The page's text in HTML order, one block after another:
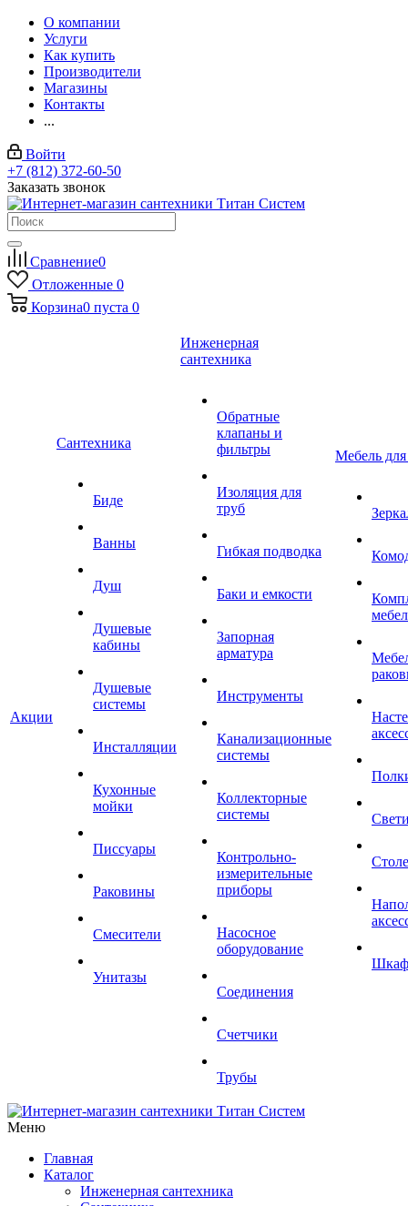
О компании
Услуги
Как купить
Производители
Магазины
Контакты
...
Войти
+7 (812) 372-60-50
Заказать звонок
Сравнение0
Отложенные 0
Корзина0 пуста 0
Акции
Сантехника
Биде
Ванны
Душ
Душевые
кабины
Душевые
системы
Инсталляции
Кухонные
мойки
Писсуары
Раковины
Смесители
Унитазы
Инженерная
сантехника
Обратные
клапаны и
фильтры
Изоляция для
труб
Гибкая подводка
Баки и емкости
Запорная
арматура
Инструменты
Канализационные
системы
Коллекторные
системы
Контрольно-
измерительные
приборы
Насосное
оборудование
Соединения
Счетчики
Трубы
Мебель
Меню
Главная
Каталог
Инженерная сантехника